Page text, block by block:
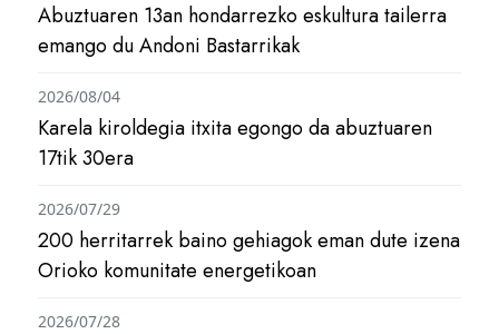
Abuztuaren 13an hondarrezko eskultura tailerra
emango du Andoni Bastarrikak
Karela kiroldegia itxita egongo da abuztuaren
17tik 30era
2026/08/04
200 herritarrek baino gehiagok eman dute izena
Orioko komunitate energetikoan
2026/07/29
2026/07/28